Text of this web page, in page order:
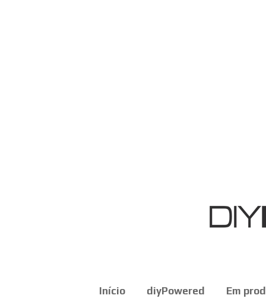
Início diyPowered Em